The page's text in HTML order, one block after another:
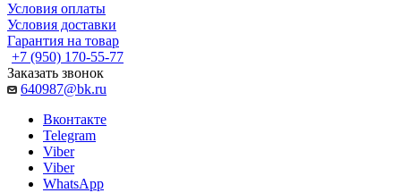
Условия оплаты
Условия доставки
Гарантия на товар
+7 (950) 170-55-77
Заказать звонок
640987@bk.ru
Вконтакте
Telegram
Viber
Viber
WhatsApp